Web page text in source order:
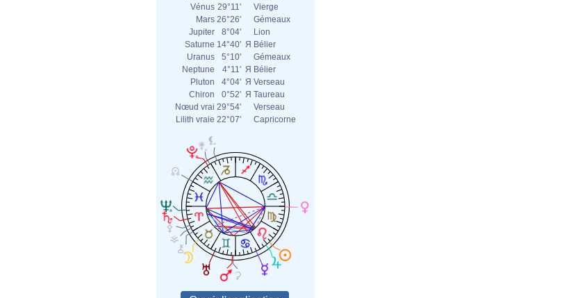
Vénus 29°11'
Vierge
Mars 26°26'
Gémeaux
Jupiter
8°04'
Lion
Saturne 14°40' Я Bélier
Uranus
5°10'
Gémeaux
Neptune
4°11' Я Bélier
Pluton
4°04' Я Verseau
Chiron
0°52' Я Taureau
Nœud vrai 29°54'
Verseau
Lilith vraie 22°07' Capricorne